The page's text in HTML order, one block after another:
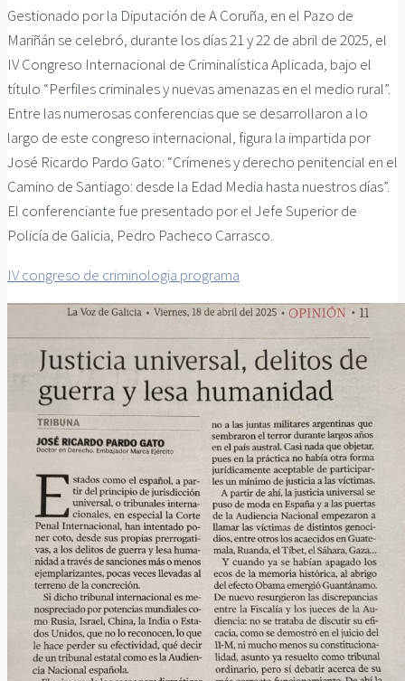
Gestionado por la Diputación de A Coruña, en el Pazo de
Mariñán se celebró, durante los días 21 y 22 de abril de 2025, el
IV Congreso Internacional de Criminalística Aplicada, bajo el
título “Perfiles criminales y nuevas amenazas en el medio rural”.
Entre las numerosas conferencias que se desarrollaron a lo
largo de este congreso internacional, figura la impartida por
José Ricardo Pardo Gato: “Crímenes y derecho penitencial en el
Camino de Santiago: desde la Edad Media hasta nuestros días”.
El conferenciante fue presentado por el Jefe Superior de
Policía de Galicia, Pedro Pacheco Carrasco.
IV congreso de criminologia programa